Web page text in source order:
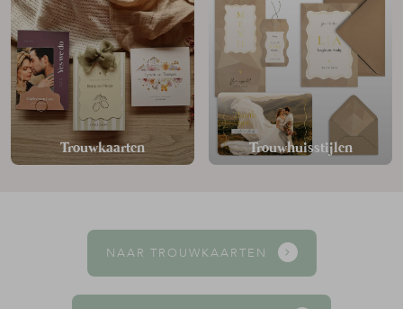
Trouwkaarten Trouwhuisstijlen
NAAR TROUWKAARTEN